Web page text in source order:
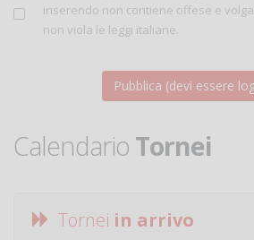
inserendo non contiene offese e
non viola le leggi italiane.
Calendario Tornei
Tornei in arrivo